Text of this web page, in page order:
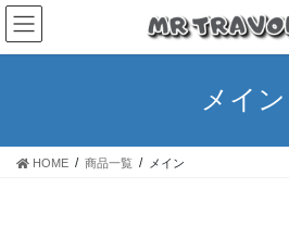
メイン
HOME 商品一覧 メイン